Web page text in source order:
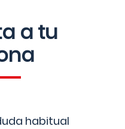
a tu
habitual